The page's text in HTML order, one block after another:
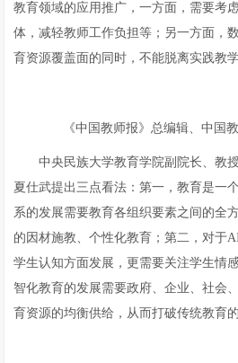
教育领域的应用推广，一方面，需要考
体，减轻教师工作负担等；另一方面，
育资源覆盖面的同时，不能脱离实践教学
《中国教师报》总编辑、中国
中央民族大学教育学院副院长、教
夏仕武提出三点看法：第一，教育是一
系的发展需要教育各组织要素之间的全
的因材施教、个性化教育；第二，对于
学生认知方面发展，更需要关注学生情
智化教育的发展需要政府、企业、社会
育资源的均衡供给，从而打破传统教育